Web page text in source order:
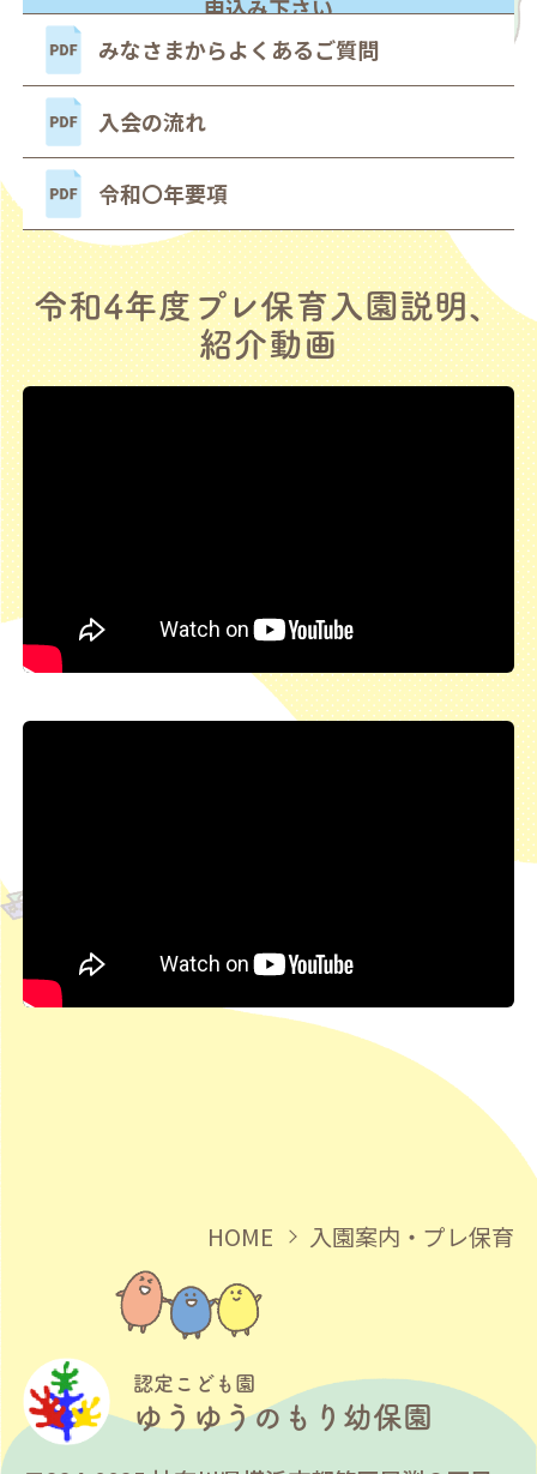
申込み下さい
みなさまからよくあるご質問
入会の流れ
令和〇年要項
令和4年度プレ保育入園説明、
紹介動画
HOME 入園案内・プレ保育
認定こども園
ゆうゆうのもり幼保園